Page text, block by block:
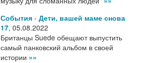
События - Дети, вашей маме снова
17, 05.08.2022
Британцы Suede обещают выпустить
самый панковский альбом в своей
истории »»